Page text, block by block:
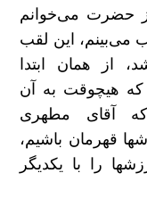
حضرت می‌خوانم
می‌بینم، این لقب
از همان ابتدا
که هیچوقت به آن
آقای مطهری
قهرمان باشیم،
را با یکدیگر